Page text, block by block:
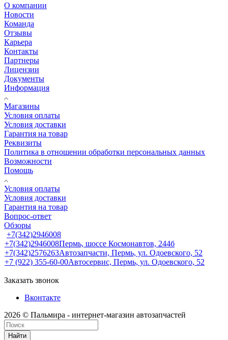
О компании
Новости
Команда
Отзывы
Карьера
Контакты
Партнеры
Лицензии
Документы
Информация
Магазины
Условия оплаты
Условия доставки
Гарантия на товар
Реквизиты
Политика в отношении обработки персональных данных
Возможности
Помощь
Условия оплаты
Условия доставки
Гарантия на товар
Вопрос-ответ
Обзоры
+7(342)2946008
+7(342)2946008Пермь, шоссе Космонавтов, 244б
+7(342)2576263Автозапчасти, Пермь, ул. Одоевского, 52
+7 (922) 355-60-00Автосервис, Пермь, ул. Одоевского, 52
Заказать звонок
Вконтакте
2026 © Пальмира - интернет-магазин автозапчастей
Найти